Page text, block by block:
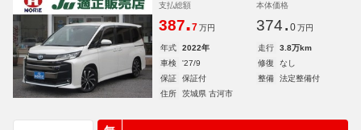
支払総額
387.7 万円
本体価格
374. 0 万円
年式 2022年 走行
3.8万km
車検
'27/9 修復
なし
保証
保証付 整備
法定整備付
住所
茨城県 古河市